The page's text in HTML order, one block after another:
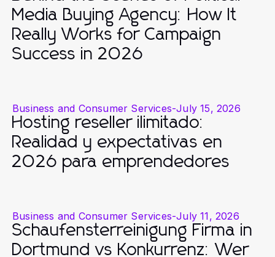
Media Buying Agency: How It
Really Works for Campaign
Success in 2026
Business and Consumer Services-July 15, 2026
Hosting reseller ilimitado:
Realidad y expectativas en
2026 para emprendedores
Business and Consumer Services-July 11, 2026
Schaufensterreinigung Firma in
Dortmund vs Konkurrenz: Wer